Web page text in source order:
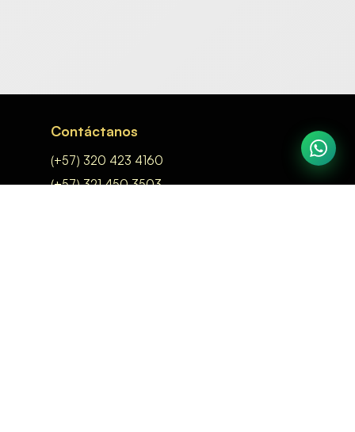
Contáctanos
(+57) 320 423 4160
(+57) 321 450 3503